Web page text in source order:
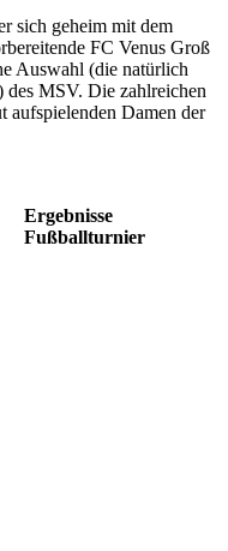
sich geheim mit dem
FC Venus Groß
Auswahl (die natürlich
MSV. Die zahlreichen
aufspielenden Damen der
Ergebnisse
Fußballturnier